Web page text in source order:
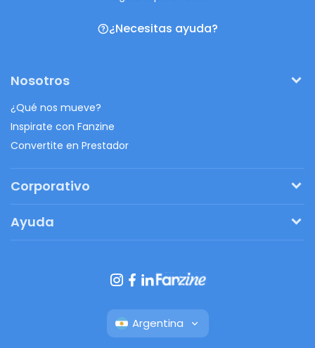
¿Necesitas ayuda?
Nosotros
¿Qué nos mueve?
Inspirate con Fanzine
Convertite en Prestador
Corporativo
Regalos originales
Ayuda
Botón de arrepentimiento
Argentina